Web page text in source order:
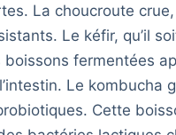
La choucroute
Le kéfir, qu’il
fermentées
Le kombucha
Cette